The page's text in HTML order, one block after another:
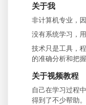
关于我
非计算机专业，
没有系统学习，
技术只是工具，
的准确分析和把握
关于视频教程
自己在学习过程
得到了不少帮助